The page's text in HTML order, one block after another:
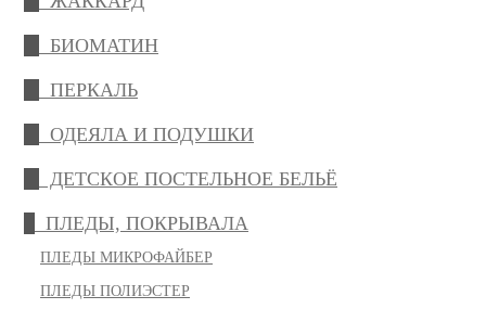
БИОМАТИН
ПЕРКАЛЬ
ОДЕЯЛА И ПОДУШКИ
ДЕТСКОЕ ПОСТЕЛЬНОЕ БЕЛЬЁ
ПЛЕДЫ, ПОКРЫВАЛА
ПЛЕДЫ МИКРОФАЙБЕР
ПЛЕДЫ ПОЛИЭСТЕР